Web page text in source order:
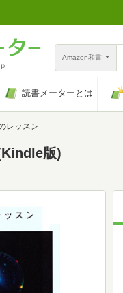
Amazon和書
読書メーターとは
レッスン
版)